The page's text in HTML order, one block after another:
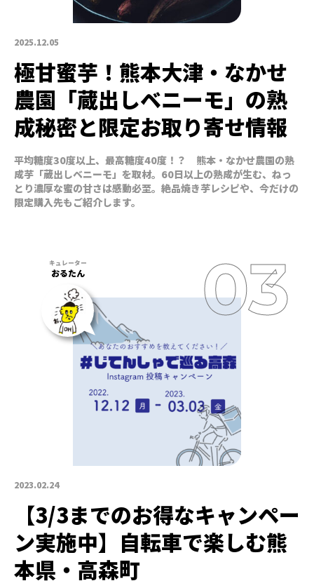
2025.12.05
極甘蜜芋！熊本大津・なかせ
農園「蔵出しベニーモ」の熟
成秘密と限定お取り寄せ情報
平均糖度30度以上、最高糖度40度！？ 熊本・なかせ農園の熟
成芋「蔵出しベニーモ」を取材。60日以上の熟成が生む、ねっ
とり濃厚な蜜の甘さは感動必至。絶品焼き芋レシピや、今だけの
限定購入先もご紹介します。
2023.02.24
おるたん
【3/3までのお得なキャンペー
ン実施中】自転車で楽しむ熊
本県・高森町